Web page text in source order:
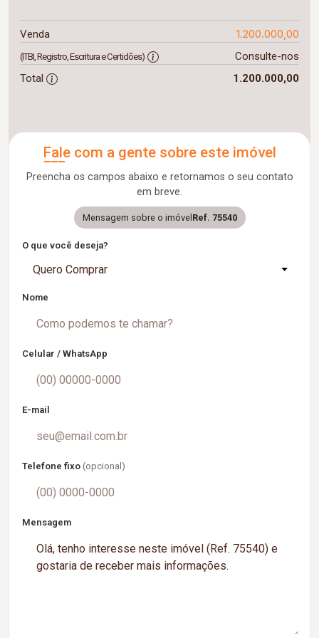
Venda 1.200.000,00
(ITBI, Registro, Escritura e Certidões)
Consulte-nos
Total
1.200.000,00
Fale com a gente sobre este imóvel
Preencha os campos abaixo e retornamos o seu contato
em breve.
Mensagem sobre o imóvel Ref. 75540
O que você deseja?
Quero Comprar
Nome
Celular / WhatsApp
E-mail
Telefone fixo (opcional)
Mensagem